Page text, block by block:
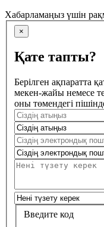
Хабарламаңыз үшін
×
Қате тапты?
Берілген ақпаратта
мекен-жайы немесе
оны төмендегі
Введите код